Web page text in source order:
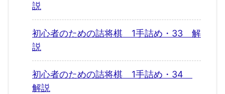
説
初心者のための詰将棋 1手詰め・33 解
説
初心者のための詰将棋 1手詰め・34
解説